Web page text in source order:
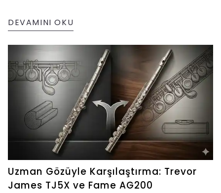
DEVAMINI OKU
Uzman Gözüyle Karşılaştırma: Trevor
James TJ5X ve Fame AG200